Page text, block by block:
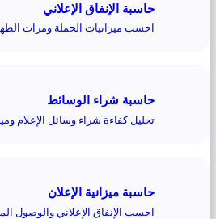
حاسبة الإنفاق الإعلاني
احسب ميزانيات الحملة ومرات
حاسبة شراء الوسائط
تحليل كفاءة شراء وسائل الإعلام
حاسبة ميزانية الإعلان
احسب الإنفاق الإعلاني والوصول